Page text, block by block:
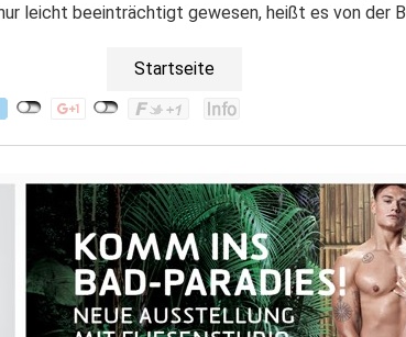
leicht beeinträchtigt gewesen, heißt es von der
Startseite